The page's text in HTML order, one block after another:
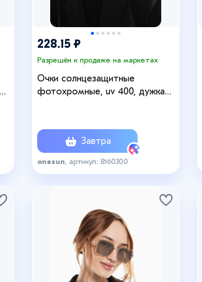
228.15 ₽
Разрешён к продаже на маркетах
Очки солнцезащитные
фотохромные, uv 400, дужка
Завтра
onesun , артикул: 8160300